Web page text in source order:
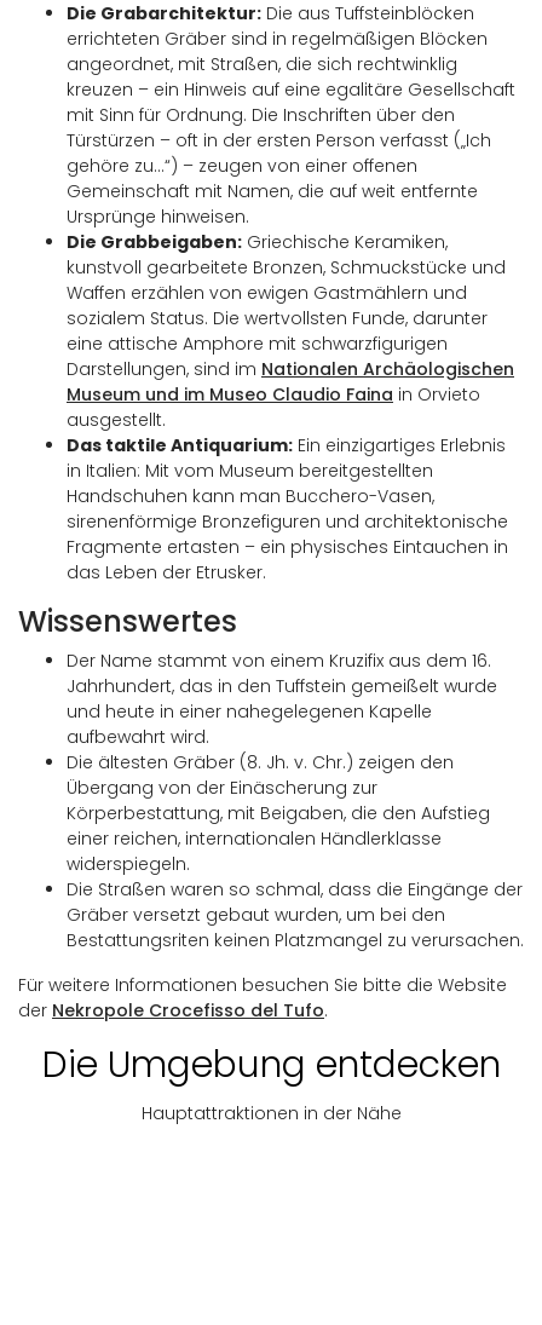
Die Grabarchitektur: Die aus Tuffsteinblöcken
errichteten Gräber sind in regelmäßigen Blöcken
angeordnet, mit Straßen, die sich rechtwinklig
kreuzen – ein Hinweis auf eine egalitäre Gesellschaft
mit Sinn für Ordnung. Die Inschriften über den
Türstürzen – oft in der ersten Person verfasst („Ich
gehöre zu...“) – zeugen von einer offenen
Gemeinschaft mit Namen, die auf weit entfernte
Ursprünge hinweisen.
Die Grabbeigaben: Griechische Keramiken,
kunstvoll gearbeitete Bronzen, Schmuckstücke und
Waffen erzählen von ewigen Gastmählern und
sozialem Status. Die wertvollsten Funde, darunter
eine attische Amphore mit schwarzfigurigen
Darstellungen, sind im Nationalen Archäologischen
Museum und im Museo Claudio Faina in Orvieto
ausgestellt.
Das taktile Antiquarium: Ein einzigartiges Erlebnis
in Italien: Mit vom Museum bereitgestellten
Handschuhen kann man Bucchero-Vasen,
sirenenförmige Bronzefiguren und architektonische
Fragmente ertasten – ein physisches Eintauchen in
das Leben der Etrusker.
Wissenswertes
Der Name stammt von einem Kruzifix aus dem 16.
Jahrhundert, das in den Tuffstein gemeißelt wurde
und heute in einer nahegelegenen Kapelle
aufbewahrt wird.
Die ältesten Gräber (8. Jh. v. Chr.) zeigen den
Übergang von der Einäscherung zur
Körperbestattung, mit Beigaben, die den Aufstieg
einer reichen, internationalen Händlerklasse
widerspiegeln.
Die Straßen waren so schmal, dass die Eingänge der
Gräber versetzt gebaut wurden, um bei den
Bestattungsriten keinen Platzmangel zu verursachen.
Für weitere Informationen besuchen Sie bitte die Website
der Nekropole Crocefisso del Tufo.
Die Umgebung entdecken
Hauptattraktionen in der Nähe